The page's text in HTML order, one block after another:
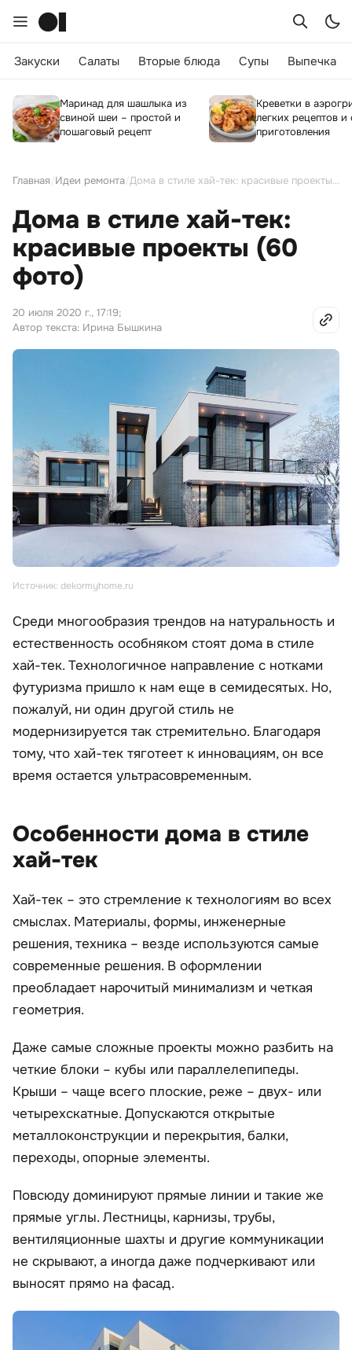
Закуски Салаты Вторые блюда Супы Выпечка
Маринад для шашлыка из
свиной шеи – простой и
пошаговый рецепт
Креветки в
легких рецептов и
приготовления
Главная Идеи ремонта Дома в стиле хай-тек: красивые проекты (60 фото)
Дома в стиле хай-тек:
красивые проекты (60
фото)
20 июля 2020 г., 17:19;
Автор текста: Ирина Бышкина
Источник: dekormyhome.ru
Среди многообразия трендов на натуральность и
естественность особняком стоят дома в стиле
хай-тек. Технологичное направление с нотками
футуризма пришло к нам еще в семидесятых. Но,
пожалуй, ни один другой стиль не
модернизируется так стремительно. Благодаря
тому, что хай-тек тяготеет к инновациям, он все
время остается ультрасовременным.
Особенности дома в стиле
хай-тек
Хай-тек – это стремление к технологиям во всех
смыслах. Материалы, формы, инженерные
решения, техника – везде используются самые
современные решения. В оформлении
преобладает нарочитый минимализм и четкая
геометрия.
Даже самые сложные проекты можно разбить на
четкие блоки – кубы или параллелепипеды.
Крыши – чаще всего плоские, реже – двух- или
четырехскатные. Допускаются открытые
металлоконструкции и перекрытия, балки,
переходы, опорные элементы.
Повсюду доминируют прямые линии и такие же
прямые углы. Лестницы, карнизы, трубы,
вентиляционные шахты и другие коммуникации
не скрывают, а иногда даже подчеркивают или
выносят прямо на фасад.